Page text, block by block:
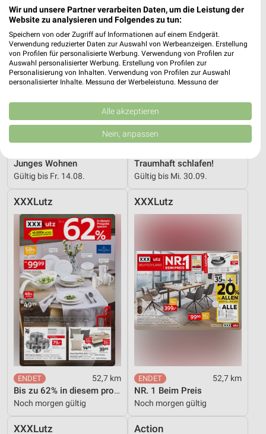
Junges Wohnen
Gültig bis Fr. 14.08.
Traumhaft schlafen!
Gültig bis Mi. 30.09.
XXXLutz
52,7 km
Bis zu 62% in diesem prospekt
Noch morgen gültig
XXXLutz
52,7 km
NR. 1 Beim Preis
Noch morgen gültig
XXXLutz Action
Wir und unsere Partner verarbeiten Daten, um die Leistung der
Website zu analysieren und Folgendes zu tun:
Speichern von oder Zugriff auf Informationen auf einem Endgerät.
Verwendung reduzierter Daten zur Auswahl von Werbeanzeigen. Erstellung
von Profilen für personalisierte Werbung. Verwendung von Profilen zur
Auswahl personalisierter Werbung. Erstellung von Profilen zur
Personalisierung von Inhalten. Verwendung von Profilen zur Auswahl
personalisierter Inhalte. Messung der Werbeleistung. Messung der
Kombinationen von Daten aus verschiedenen Quellen. Entwicklung und
Verbesserung der Angebote. Verwendung reduzierter Daten zur Auswahl
von Inhalten.
Daten können außerhalb der Europäischen Union weitergegeben und in die
Website/App.
Partnerliste anzeigen (1 IAB-Anbieter)
IAB-Verarbeitungszwecke:
Speichern von oder Zugriff auf Informationen
auf einem Endgerät
Verwendung reduzierter Daten zur Auswahl von
Werbeanzeigen
Erstellung von Profilen für personalisierte
Werbung
Verwendung von Profilen zur Auswahl
personalisierter Werbung
Erstellung von Profilen zur Personalisierung
von Inhalten
Verwendung von Profilen zur Auswahl
personalisierter Inhalte
Messung der Werbeleistung
Alle akzeptieren
Nein, anpassen